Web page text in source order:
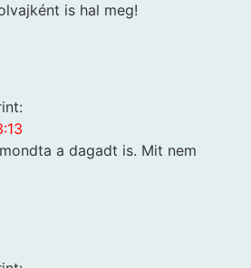
is hal meg!
a dagadt is. Mit nem